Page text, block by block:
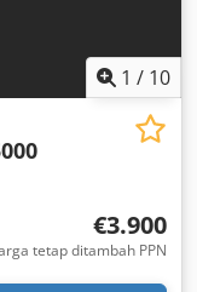
1 / 10
€3.900
tetap ditambah PPN